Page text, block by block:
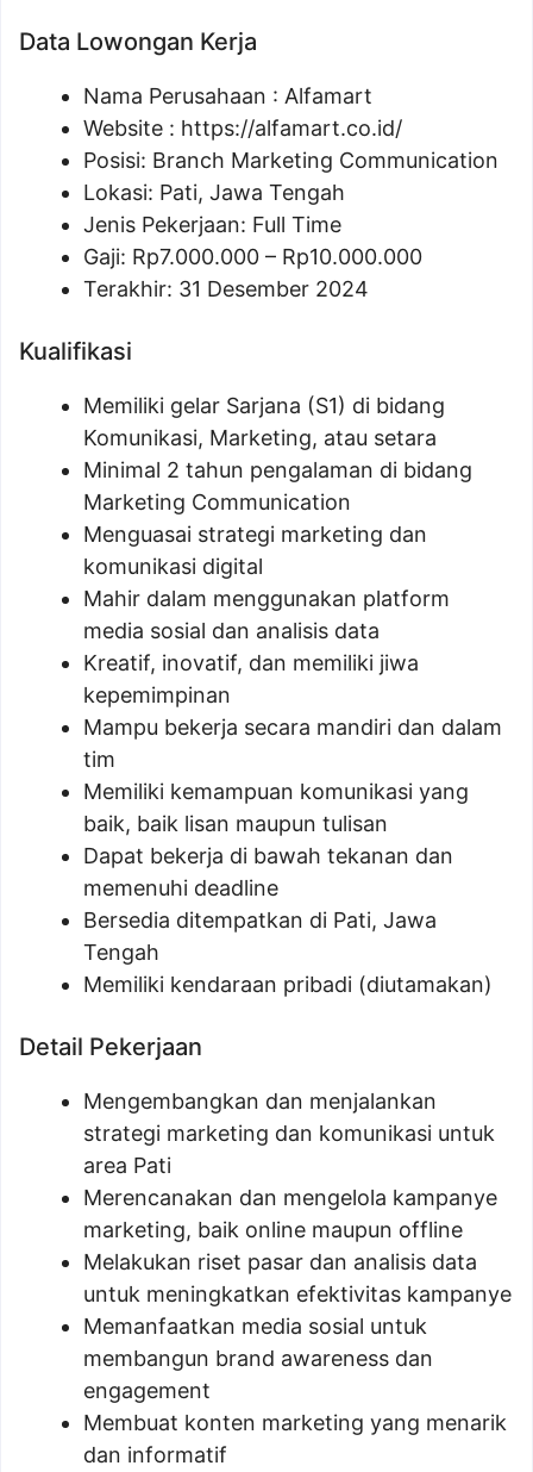
Data Lowongan Kerja
Nama Perusahaan : Alfamart
Website : https://alfamart.co.id/
Posisi: Branch Marketing Communication
Lokasi: Pati, Jawa Tengah
Jenis Pekerjaan: Full Time
Gaji: Rp7.000.000 – Rp10.000.000
Terakhir: 31 Desember 2024
Kualifikasi
Memiliki gelar Sarjana (S1) di bidang
Komunikasi, Marketing, atau setara
Minimal 2 tahun pengalaman di bidang
Marketing Communication
Menguasai strategi marketing dan
komunikasi digital
Mahir dalam menggunakan platform
media sosial dan analisis data
Kreatif, inovatif, dan memiliki jiwa
kepemimpinan
Mampu bekerja secara mandiri dan dalam
tim
Memiliki kemampuan komunikasi yang
baik, baik lisan maupun tulisan
Dapat bekerja di bawah tekanan dan
memenuhi deadline
Bersedia ditempatkan di Pati, Jawa
Tengah
Memiliki kendaraan pribadi (diutamakan)
Detail Pekerjaan
Mengembangkan dan menjalankan
strategi marketing dan komunikasi untuk
area Pati
Merencanakan dan mengelola kampanye
marketing, baik online maupun offline
Melakukan riset pasar dan analisis data
untuk meningkatkan efektivitas kampanye
Memanfaatkan media sosial untuk
membangun brand awareness dan
engagement
Membuat konten marketing yang menarik
dan informatif